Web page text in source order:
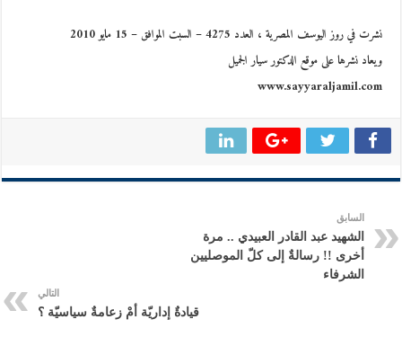
نشرت في روز اليوسف المصرية ، العدد 4275 – السبت الموافق – 15 مايو 2010
ويعاد نشرها على موقع الدكتور سيار الجميل
www.sayyaraljamil.com
السابق
الشهيد عبد القادر العبيدي .. مرة
أخرى !! رسالةٌ إلى كلّ الموصليين
الشرفاء
التالي
قيادةٌ إداريّة أمْ زعامةٌ سياسيّة ؟